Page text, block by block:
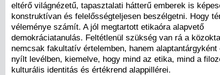
eltérő világnézetű, tapasztalati hátterű emberek is
konstruktívan és felelősségteljesen beszélgetni. Hogy
véleménye számít. A jól megtartott etikaóra alapvető
demokráciatanulás. Feltétlenül szükség van rá a
nemcsak fakultatív értelemben, hanem alaptantárgyként
nyílt levélben, kiemelve, hogy mind az etika, mind a
kulturális identitás és értékrend alappillérei.